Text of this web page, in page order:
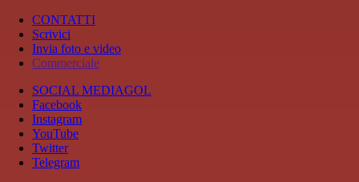
CONTATTI
Scrivici
Invia foto e video
Commerciale
SOCIAL MEDIAGOL
Facebook
Instagram
YouTube
Twitter
Telegram